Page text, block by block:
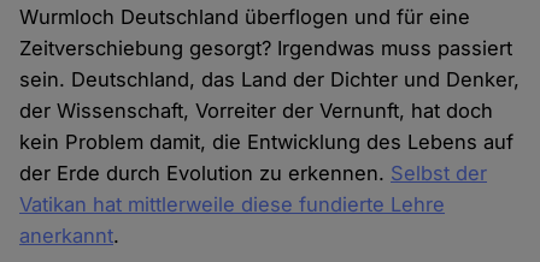
Wurmloch Deutschland überflogen und für eine
Zeitverschiebung gesorgt? Irgendwas muss passiert
sein. Deutschland, das Land der Dichter und Denker,
der Wissenschaft, Vorreiter der Vernunft, hat doch
kein Problem damit, die Entwicklung des Lebens auf
der Erde durch Evolution zu erkennen. Selbst der
Vatikan hat mittlerweile diese fundierte Lehre
anerkannt.